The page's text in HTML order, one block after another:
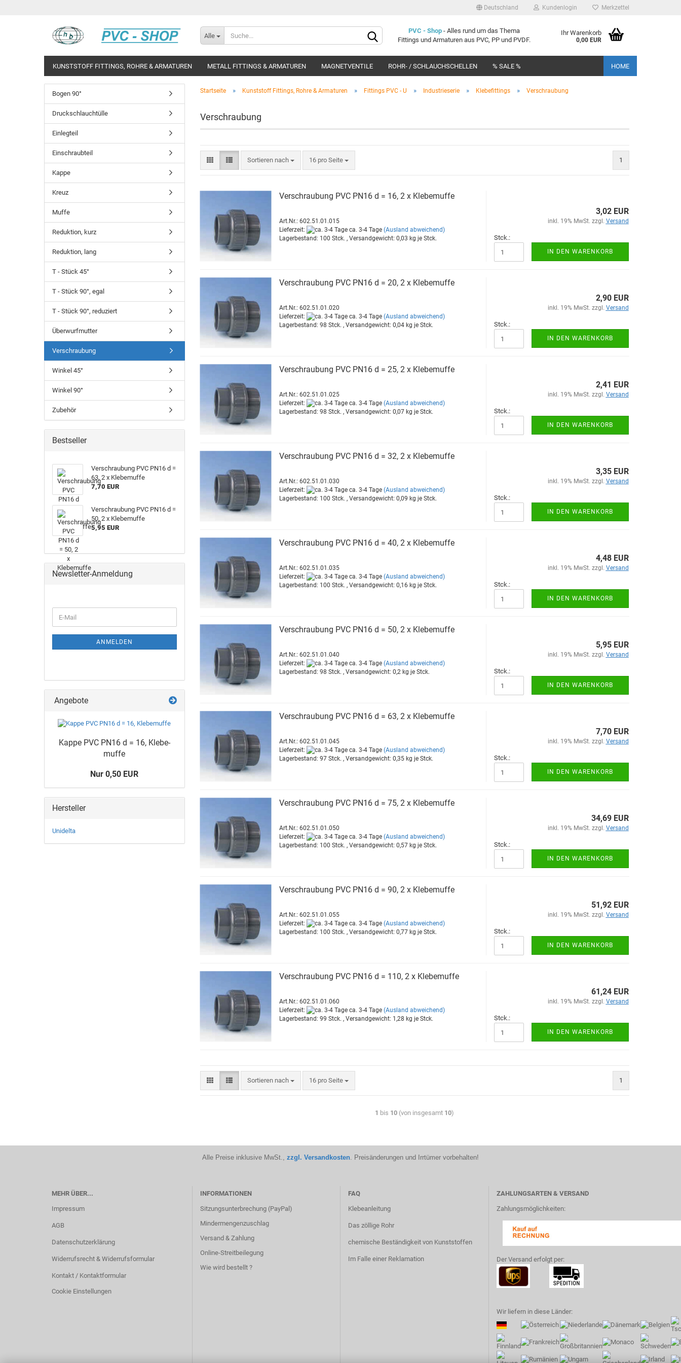
Deutschland
Lieferland
Kundenlogin
Konto erstellen
Merkzettel
Alle
PVC - Shop- Alles rund um das Thema
Fittings und Armaturen aus PVC, PP und PVDF.
Ihr Warenkorb
0,00 EUR
KUNSTSTOFF FITTINGS, ROHRE & ARMATUREN METALL FITTINGS & ARMATUREN MAGNETVENTILE ROHR- / SCHLAUCHSCHELLEN % SALE % HOME
Startseite » Kunststoff Fittings, Rohre & Armaturen » Fittings PVC - U » Industrieserie » Klebefittings » Verschraubung
Verschraubung
Sortieren nach 16 pro Seite 1
Ver­schrau­bung PVC PN16 d = 16, 2 x Kle­be­muf­fe
Art.Nr.: 602.51.01.015
Lieferzeit:
ca. 3-4 Tage (Ausland abweichend)
Lagerbestand: 100 Stck. , Versandgewicht: 0,03 kg je Stck.
3,02 EUR
inkl. 19% MwSt. zzgl. Versand
Stck.:
IN DEN WARENKORB
Ver­schrau­bung PVC PN16 d = 20, 2 x Kle­be­muf­fe
Art.Nr.: 602.51.01.020
Lieferzeit:
ca. 3-4 Tage (Ausland abweichend)
Lagerbestand: 98 Stck. , Versandgewicht: 0,04kg je Stck.
2,90 EUR
inkl. 19% MwSt. zzgl. Versand
Stck.:
IN DEN WARENKORB
Ver­schrau­bung PVC PN16 d = 25, 2 x Kle­be­muf­fe
Art.Nr.: 602.51.01.025
Lieferzeit:
ca. 3-4 Tage (Ausland abweichend)
Lagerbestand: 98 Stck. , Versandgewicht: 0,07kg je Stck.
2,41 EUR
inkl. 19% MwSt. zzgl. Versand
Stck.:
IN DEN WARENKORB
Ver­schrau­bung PVC PN16 d = 32, 2 x Kle­be­muf­fe
Art.Nr.: 602.51.01.030
Lieferzeit:
ca. 3-4 Tage (Ausland abweichend)
Lagerbestand: 100 Stck. , Versandgewicht: 0,09 kg je Stck.
3,35 EUR
inkl. 19% MwSt. zzgl. Versand
Stck.:
IN DEN WARENKORB
Ver­schrau­bung PVC PN16 d = 40, 2 x Kle­be­muf­fe
Art.Nr.: 602.51.01.035
Lieferzeit:
ca. 3-4 Tage (Ausland abweichend)
Lagerbestand: 100 Stck. , Versandgewicht: 0,16 kg je Stck.
4,48 EUR
inkl. 19% MwSt. zzgl. Versand
Stck.:
IN DEN WARENKORB
Ver­schrau­bung PVC PN16 d = 50, 2 x Kle­be­muf­fe
Art.Nr.: 602.51.01.040
Lieferzeit:
ca. 3-4 Tage (Ausland abweichend)
Lagerbestand: 98 Stck. , Versandgewicht: 0,2kg je Stck.
5,95 EUR
inkl. 19% MwSt. zzgl. Versand
Stck.:
IN DEN WARENKORB
Ver­schrau­bung PVC PN16 d = 63, 2 x Kle­be­muf­fe
Art.Nr.: 602.51.01.045
Lieferzeit:
ca. 3-4 Tage (Ausland abweichend)
Lagerbestand: 97 Stck. , Versandgewicht: 0,35kg je Stck.
7,70 EUR
inkl. 19% MwSt. zzgl. Versand
Stck.:
IN DEN WARENKORB
Ver­schrau­bung PVC PN16 d = 75, 2 x Kle­be­muf­fe
Art.Nr.: 602.51.01.050
Lieferzeit:
ca. 3-4 Tage (Ausland abweichend)
Lagerbestand: 100 Stck. , Versandgewicht: 0,57kg je Stck.
34,69 EUR
inkl. 19% MwSt. zzgl. Versand
Stck.:
IN DEN WARENKORB
Ver­schrau­bung PVC PN16 d = 90, 2 x Kle­be­muf­fe
Art.Nr.: 602.51.01.055
Lieferzeit:
ca. 3-4 Tage (Ausland abweichend)
Lagerbestand: 100 Stck. , Versandgewicht: 0,77kg je Stck.
51,92 EUR
inkl. 19% MwSt. zzgl. Versand
Stck.:
IN DEN WARENKORB
Ver­schrau­bung PVC PN16 d = 110, 2 x Kle­be­muf­fe
Art.Nr.: 602.51.01.060
Lieferzeit:
ca. 3-4 Tage (Ausland abweichend)
Lagerbestand: 99 Stck. , Versandgewicht: 1,28 kg je Stck.
61,24 EUR
inkl. 19% MwSt. zzgl. Versand
Stck.:
IN DEN WARENKORB
Sortieren nach 16 pro Seite 1
1 bis 10 (von insgesamt 10)
Bogen 90°
Druckschlauchtülle
Einlegteil
Einschraubteil
Kappe
Kreuz
Muffe
Reduktion, kurz
Reduktion, lang
T - Stück 45°
T - Stück 90°, egal
T - Stück 90°, reduziert
Überwurfmutter
Verschraubung
Winkel 45°
Winkel 90°
Zubehör
Bestseller
Ver­schrau­bung PVC PN16 d =
63, 2 x Kle­be­muf­fe
7,70 EUR
Ver­schrau­bung PVC PN16 d =
50, 2 x Kle­be­muf­fe
5,95 EUR
Newsletter-Anmeldung
ANMELDEN
Angebote
Kappe PVC PN16 d = 16, Kle­be­
muf­fe
Nur 0,50 EUR
Hersteller
Unidelta
Alle Preise inklusive MwSt., zzgl. Versandkosten. Preisänderungen und Irrtümer vorbehalten!
MEHR ÜBER...
Impressum
AGB
Datenschutzerklärung
Widerrufsrecht & Widerrufsformular
Kontakt / Kontaktformular
Cookie Einstellungen
INFORMATIONEN
Sitzungsunterbrechung (PayPal)
Mindermengenzuschlag
Versand & Zahlung
Online-Streitbeilegung
Wie wird bestellt ?
FAQ
Klebeanleitung
Das zöllige Rohr
chemische Beständigkeit von Kunststoffen
Im Falle einer Reklamation
ZAHLUNGSARTEN & VERSAND
Zahlungsmöglichkeiten:
Der Versand erfolgt per:
Wir liefern in diese Länder: